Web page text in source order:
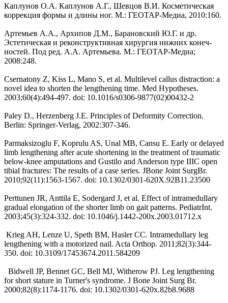
Каплунов О.А. Каплунов А.Г., Шевцов В.И. Косметическая
коррекция формы и длины ног. М.: ГЕОТАР-Медиа, 2010:160.
Артемьев А.А., Архипов Д.М., Барановский Ю.Г. и др.
Эстетическая и реконструктивная хирургия нижних конеч­
ностей. Под ред. А.А. Артемьева. М.: ГЕОТАР-Медиа;
2008:248.
Csernatony Z, Kiss L, Mano S, et al. Multilevel callus distraction: a
novel idea to shorten the lengthening time. Med Hypotheses.
2003;60(4):494-497. doi: 10.1016/s0306-9877(02)00432-2
Paley D., Herzenberg J.E. Principles of Deformity Correction.
Berlin: Springer-Verlag, 2002:307-346.
Parmaksizoglu F, Koprulu AS, Unal MB, Cansu E. Early or delayed
limb lengthening after acute shortening in the treatment of traumatic
below-knee amputations and Gustilo and Anderson type IIIC open
tibial fractures: The results of a case series. JBone Joint SurgBr.
2010;92(11):1563-1567. doi: 10.1302/0301-620X.92B11.23500
Perttunen JR, Anttila E, Sodergard J, et al. Effect of intramedullary
gradual elongation of the shorter limb on gait patterns. PediatrInt.
2003;45(3):324-332. doi: 10.1046/j.1442-200x.2003.01712.x
Krieg AH, Lenze U, Speth BM, Hasler CC. Intramedullary leg
lengthening with a motorized nail. Acta Orthop. 2011;82(3):344-
350. doi: 10.3109/17453674.2011.584209
Bidwell JP, Bennet GC, Bell MJ, Witherow PJ. Leg lengthening
for short stature in Turner's syndrome. J Bone Joint Surg Br.
2000;82(8):1174-1176. doi: 10.1302/0301-620x.82b8.9688